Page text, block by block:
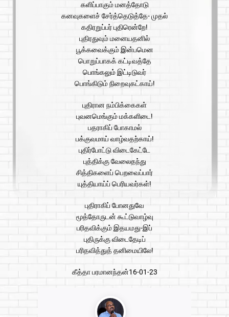
களிப்பாகும் மனத்தோடு
கனவுகளைச் சேர்த்தெடுத்தே- முதல்
கதிரறுப்பர் புதிரென்றே!
புதிரதுவும் மனையதனில்
பூக்கவைக்கும் இன்பமென
பொறுப்பாகக் கட்டிவத்தே
பொங்கலும் இட்டிடுவர்
பொங்கிடும் நிறைவுகட்காய்!
புதிரான நம்பிக்கைகள்
புவனமெங்கும் மக்களிடை!
பதராகிப் போகாமல்
பக்குவமாய் வாழ்வதற்காய்!
புதிர்போட்டு விடைகேட்டே
புத்திக்கு வேலைதந்து
சித்திகளைப் பெறவைப்பார்
யுத்தியாய்ப் பெரியவர்கள்!
புதிராகிப் போனதுவே
மூத்தோருடன் கூட்டுவாழ்வு
பரிதவிக்கும் இதயமது-இப்
புதிருக்கு விடைதேடிப்
பரிதவித்துத் தனிமையிலே!
கீத்தா பரமானந்தன்16-01-23